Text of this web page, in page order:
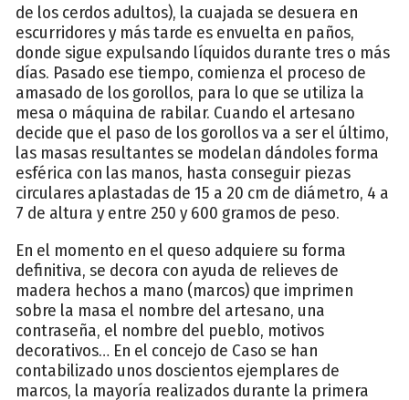
de los cerdos adultos), la cuajada se desuera en
escurridores y más tarde es envuelta en paños,
donde sigue expulsando líquidos durante tres o más
días. Pasado ese tiempo, comienza el proceso de
amasado de los gorollos, para lo que se utiliza la
mesa o máquina de rabilar. Cuando el artesano
decide que el paso de los gorollos va a ser el último,
las masas resultantes se modelan dándoles forma
esférica con las manos, hasta conseguir piezas
circulares aplastadas de 15 a 20 cm de diámetro, 4 a
7 de altura y entre 250 y 600 gramos de peso.
En el momento en el queso adquiere su forma
definitiva, se decora con ayuda de relieves de
madera hechos a mano (marcos) que imprimen
sobre la masa el nombre del artesano, una
contraseña, el nombre del pueblo, motivos
decorativos… En el concejo de Caso se han
contabilizado unos doscientos ejemplares de
marcos, la mayoría realizados durante la primera